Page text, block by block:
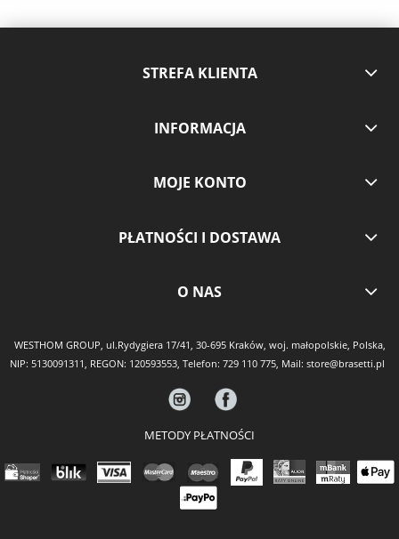
STREFA KLIENTA
INFORMACJA
MOJE KONTO
PŁATNOŚCI I DOSTAWA
O NAS
WESTHOM GROUP, ul.Rydygiera 17/41, 30-695 Kraków, woj. małopolskie, Polska,
NIP: 5130091311, REGON: 120593553, Telefon: 729 110 775, Mail: store@brasetti.pl
METODY PŁATNOŚCI